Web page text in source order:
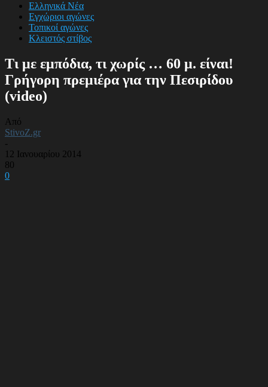
Ελληνικά Νέα
Εγχώριοι αγώνες
Τοπικοί αγώνες
Κλειστός στίβος
Τι με εμπόδια, τι χωρίς … 60 μ. είναι!
Γρήγορη πρεμιέρα για την Πεσιρίδου
(video)
Από
StivoZ.gr
-
12 Ιανουαρίου 2014
80
0